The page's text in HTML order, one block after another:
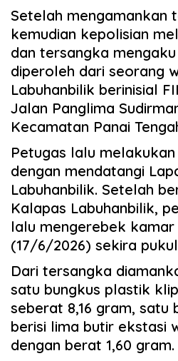
Setelah mengamankan
kemudian kepolisian
dan tersangka
diperoleh dari seorang
Labuhanbilik berinisial
Jalan Panglima
Kecamatan Panai
Petugas lalu
dengan mendatangi
Labuhanbilik. Setelah
Kalapas Labuhanbilik,
lalu mengerebek kamar
(17/6/2026) sekira pukul
Dari tersangka
satu bungkus plastik
seberat 8,16 gram, satu
berisi lima butir ekstasi
dengan berat 1,60 gram.